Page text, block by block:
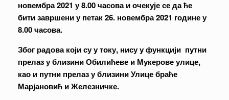
новембра 2021 у 8.00 часова и очекује се да ће
бити завршени у петак 26. новембра 2021 године у
8.00 часова.
Због радова који су у току, нису у функцији путни
прелаз у близини Обилићеве и Мукерове улице,
као и путни прелаз у близини Улице браће
Марјановић и Железничке.